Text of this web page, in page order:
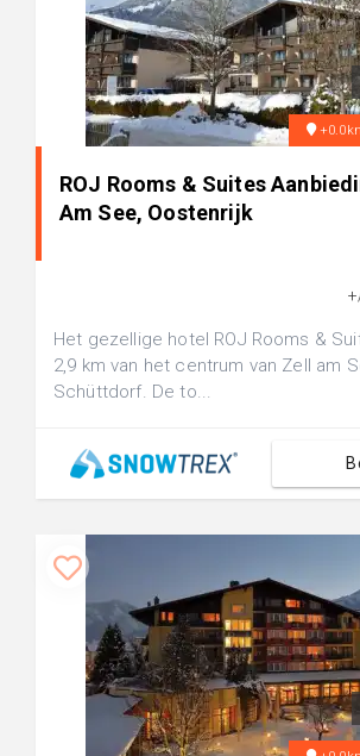
ROJ Rooms & Suites
Am See, Oostenrijk
Het gezellige hotel ROJ Rooms &
2,9 km van het centrum van Zell am
Schüttdorf. De to...